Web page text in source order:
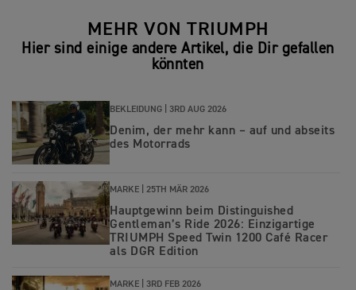
MEHR VON TRIUMPH
Hier sind einige andere Artikel, die Dir gefallen
könnten
BEKLEIDUNG | 3RD AUG 2026
Denim, der mehr kann – auf und abseits
des Motorrads
MARKE | 25TH MÄR 2026
Hauptgewinn beim Distinguished
Gentleman’s Ride 2026: Einzigartige
TRIUMPH Speed Twin 1200 Café Racer
als DGR Edition
MARKE | 3RD FEB 2026